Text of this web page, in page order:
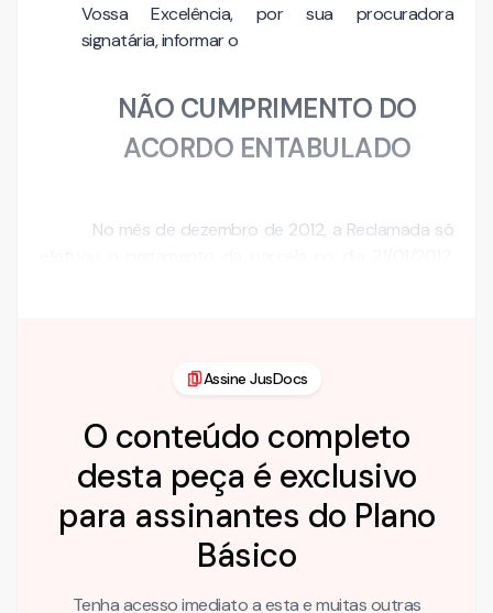
Vossa Excelência, por sua procuradora
signatária, informar o
NÃO CUMPRIMENTO DO
ACORDO ENTABULADO
No mês de dezembro de 2012, a Reclamada só
Assine JusDocs
O conteúdo completo
desta peça é exclusivo
para assinantes do Plano
Básico
Tenha acesso imediato a esta e muitas outras